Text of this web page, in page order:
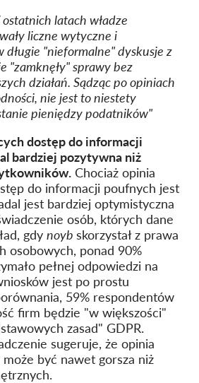
latach władze
liczne wytyczne i
długie "nieformalne" dyskusje z
"zamknęły" sprawy bez
działań. Sądząc po opiniach
nie jest to niestety
pieniędzy podatników"
dostęp do informacji
bardziej pozytywna niż
Chociaż opinia
do informacji poufnych jest
jest bardziej optymistyczna
osób, których dane
gdy noyb skorzystał z prawa
osobowych, ponad 90%
pełnej odpowiedzi na
jest po prostu
59% respondentów
firm będzie "w większości"
zasad" GDPR.
sugeruje, że opinia
być nawet gorsza niż